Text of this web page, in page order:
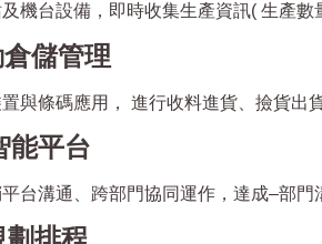
機台設備，即時收集生產資訊( 生產
儲管理
與條碼應用， 進行收料進貨、撿貨出
能平台
台溝通、跨部門協同運作，達成–部